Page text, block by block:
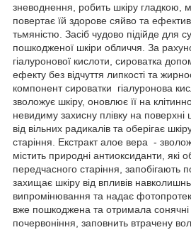
зневоднення, робить шкіру гладкою,
повертає їй здорове сяйво та
тьмяністю. Засіб чудово підійде для
пошкодженої шкіри обличчя. За
гіалуронової кислоти, сироватка
ефекту без відчуття липкості та
компонент сироватки гіалуронова
зволожує шкіру, оновлює її на
невидиму захисну плівку на поверхні
від вільних радикалів та оберігає
старіння. Екстракт алое вера -
містить природні антиоксиданти, які
передчасного старіння, запобігають
захищає шкіру від впливів
випромінювання та надає
вже пошкоджена та отримала сонячні
почервоніння, заповнить втрачену